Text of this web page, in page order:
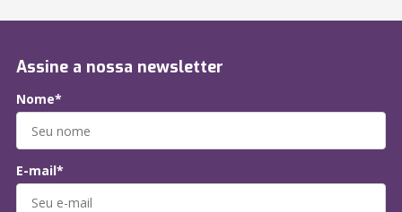
Assine a nossa newsletter
Nome*
E-mail*